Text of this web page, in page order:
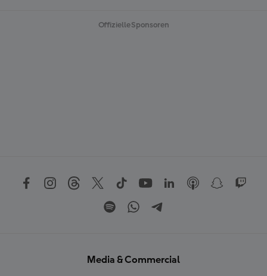
Offizielle Sponsoren
Media & Commercial